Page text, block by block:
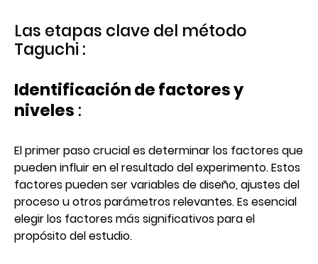
Las etapas clave del método
Taguchi :
Identificación de factores y
niveles :
El primer paso crucial es determinar los factores que
pueden influir en el resultado del experimento. Estos
factores pueden ser variables de diseño, ajustes del
proceso u otros parámetros relevantes. Es esencial
elegir los factores más significativos para el
propósito del estudio.